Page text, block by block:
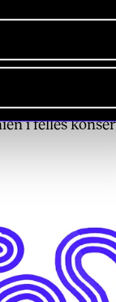
i felles